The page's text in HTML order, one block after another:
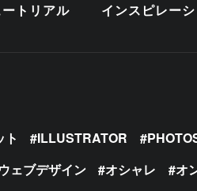
トリアル インスピレー
ト ILLUSTRATOR
ェブデザイン オシャレ オ